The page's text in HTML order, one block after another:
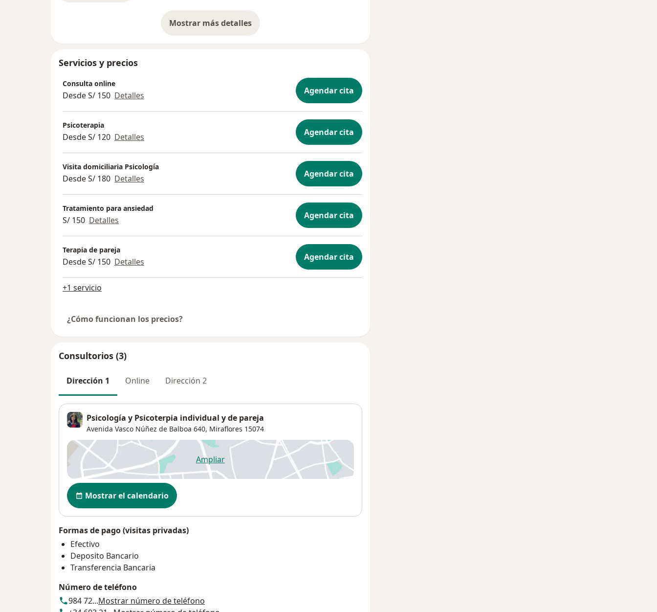
Mostrar más detalles
sobre la experiencia
Servicios y precios
Consulta online
Desde S/ 150 Detalles Agendar cita
Psicoterapia
Desde S/ 120 Detalles Agendar cita
Visita domiciliaria Psicología
Desde S/ 180 Detalles Agendar cita
Tratamiento para ansiedad
S/ 150 Detalles Agendar cita
Terapia de pareja
Desde S/ 150 Detalles Agendar cita
+1 servicio
¿Cómo funcionan los precios?
Consultorios (3)
Dirección 1 Online Dirección 2
Psicología y Psicoterpia individual y de pareja
Avenida Vasco Núñez de Balboa 640, Miraflores 15074
Ampliarse abre en una nueva pestaña
Disponibilidad
Mostrar el calendario
Formas de pago (visitas privadas)
Efectivo
Deposito Bancario
Transferencia Bancaria
Número de teléfono
984 72...Mostrar número de teléfono